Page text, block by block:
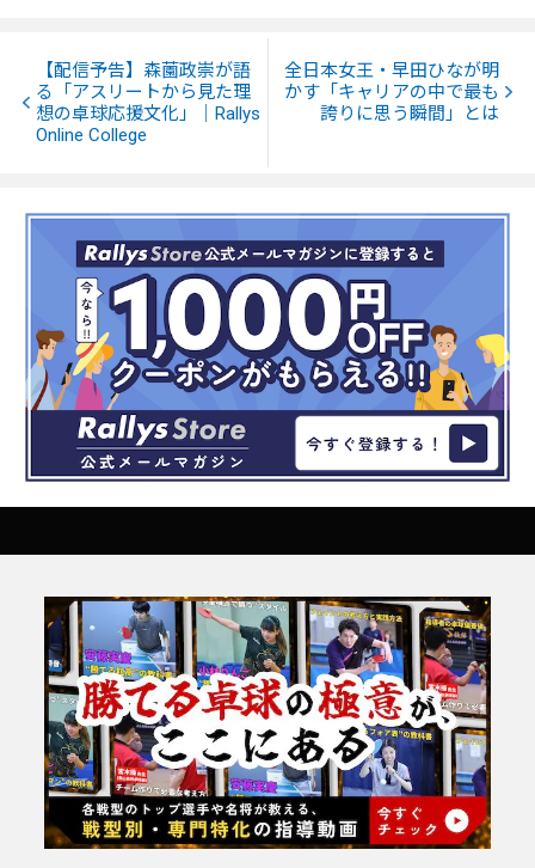
【配信予告】森薗政崇が語
る「アスリートから見た理
想の卓球応援文化」｜Rallys
Online College
全日本女王・早田ひなが明
かす「キャリアの中で最も
誇りに思う瞬間」とは